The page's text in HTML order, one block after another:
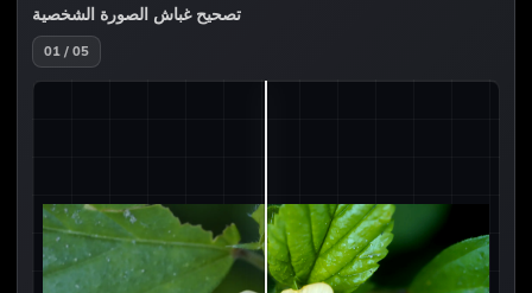
تصحيح غباش الصورة الشخصية
01 / 05